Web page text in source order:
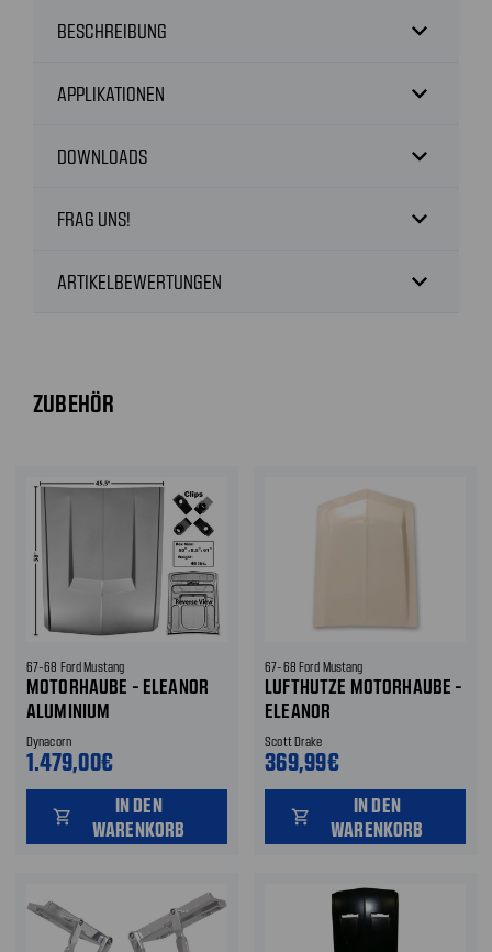
BESCHREIBUNG expand_more
APPLIKATIONEN expand_more
DOWNLOADS expand_more
FRAG UNS! expand_more
ARTIKELBEWERTUNGEN expand_more
ZUBEHÖR
67-68 Ford Mustang
MOTORHAUBE - ELEANOR
ALUMINIUM
Dynacorn
1.479,00€
shopping_cart
IN DEN
WARENKORB
67-68 Ford Mustang
LUFTHUTZE MOTORHAUBE -
ELEANOR
Scott Drake
369,99€
shopping_cart
IN DEN
WARENKORB